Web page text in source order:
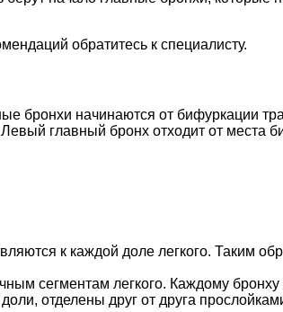
обратитесь к специалисту.
бронхи начинаются от бифуркации
главный бронх отходит от места
к каждой доле легкого. Таким
сегментам легкого. Каждому бронху
отделены друг от друга